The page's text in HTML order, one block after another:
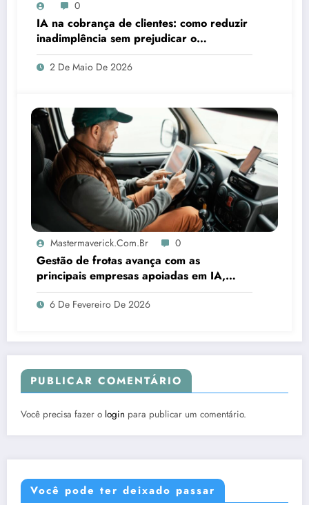
0
IA na cobrança de clientes: como reduzir
inadimplência sem prejudicar o
relacionamento
2 De Maio De 2026
Mastermaverick.com.br 0
Gestão de frotas avança com as
principais empresas apoiadas em IA,
aponta estudo
6 De Fevereiro De 2026
PUBLICAR COMENTÁRIO
Você precisa fazer o login para publicar um comentário.
Você pode ter deixado passar